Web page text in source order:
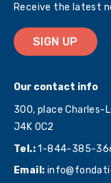
Receive the latest
SIGN UP
Our contact info
300, place Charles-
J4K 0C2
Tel.:1-844-385-
Email: